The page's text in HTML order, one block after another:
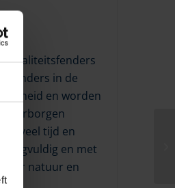
kwaliteitsfenders
fenders in de
en worden
verborgen
veel tijd en
en met
der natuur en